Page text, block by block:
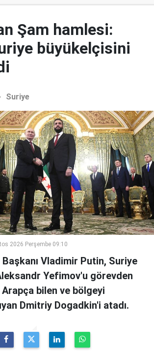
Şam hamlesi:
büyükelçisini
Suriye
2026 Perşembe 09:10
Vladimir Putin, Suriye
Yefimov'u görevden
bilen ve bölgeyi
Dmitriy Dogadkin'i atadı.